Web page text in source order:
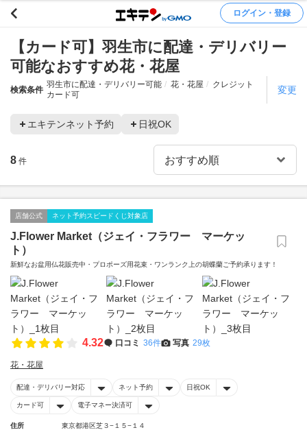
ログイン・登録
【カード可】羽生市に配達・デリバリー
可能なおすすめ花・花屋
検索条件
羽生市に配達・デリバリー可能 花・花屋
クレジット
カード可
変更
エキテンネット予約 日祝OK
8 件
店舗公式 ネット予約スピードくじ対象店
J.Flower Market（ジェイ・フラワー マーケッ
ト）
新鮮なお盆用仏花販売中・プロポーズ用花束・ワンランク上の胡蝶蘭ご予約承ります！
4.32 口コミ 36件 写真 29枚
花・花屋
配達・デリバリー対応 ネット予約 日祝OK
カード可 電子マネー決済可
住所
東京都港区芝３−１５−１４